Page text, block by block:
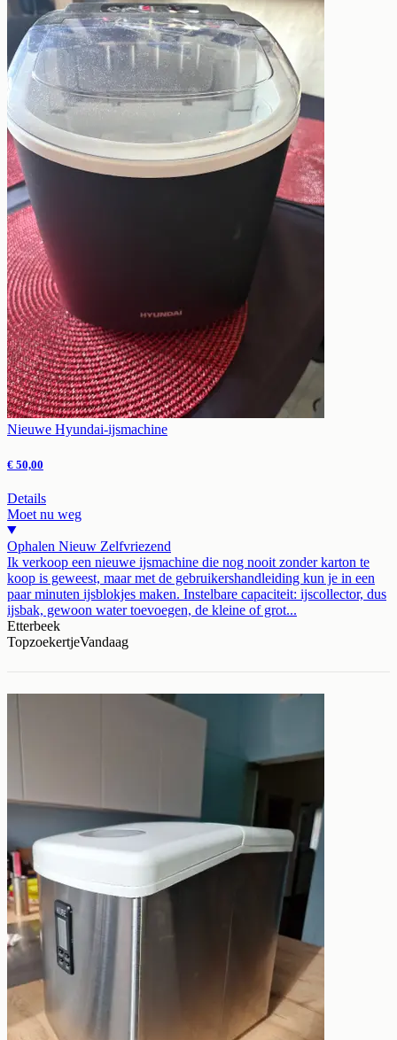
Nieuwe Hyundai-ijsmachine
€ 50,00
Details
Moet nu weg
Ophalen Nieuw Zelfvriezend
Ik verkoop een nieuwe ijsmachine die nog nooit zonder karton te
koop is geweest, maar met de gebruikershandleiding kun je in een
paar minuten ijsblokjes maken. Instelbare capaciteit: ijscollector, dus
ijsbak, gewoon water toevoegen, de kleine of grot...
Etterbeek
TopzoekertjeVandaag